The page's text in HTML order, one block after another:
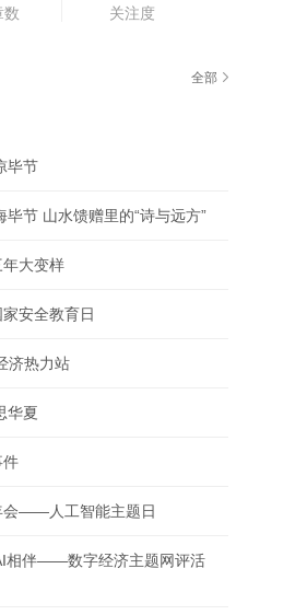
数 关注度
全部
毕节
毕节 山水馈赠里的“诗与远方”
大变样
安全教育日
济热力站
华夏
件
会——人工智能主题日
相伴——数字经济主题网评活